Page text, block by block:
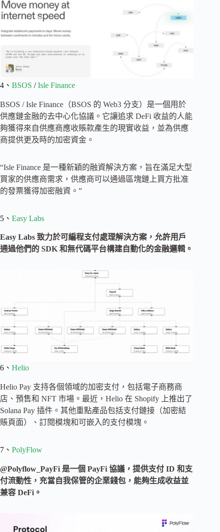
4、 BSOS /Isle Finance
BSOS / Isle Finance（BSOS 的 Web3 分支）是一個用於
供應鏈金融的去中心化協議。它讓追求 DeFi 收益的人能
夠獲得來自供應商應收賬款產生的現實收益，並為供應
商提供更及時的加密資金。
“Isle Finance 是一種新穎的融資解決方案，旨在滿足大型
買家的供應商需求，供應商可以通過區塊鏈上買方批准
的發票獲得加密融資。”
5、 Easy Labs
Easy Labs 致力於可編程支付處理解決方案，允許用戶
通過他們的 SDK 和無代碼平台構建自動化的金融邏輯。
6、 Helio
Helio Pay 支持各個領域的加密支付，包括電子商務商
店、預售和 NFT 市場。最近，Helio 在 Shopify 上推出了
Solana Pay 插件。其他重點產品包括支付鏈接（加密結
賬頁面）、訂閱模塊和可嵌入的支付模塊。
7、 PolyFlow
@Polyflow_PayFi 是一個 PayFi 協議，提供支付 ID 和支
付流動性，充當自我保管的企業錢包，能夠生成收益並
兼容 DeFi。